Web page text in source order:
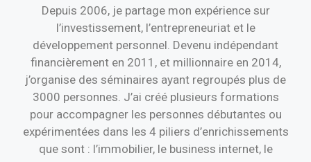
Depuis 2006, je partage mon expérience sur
l’investissement, l’entrepreneuriat et le
développement personnel. Devenu indépendant
financièrement en 2011, et millionnaire en 2014,
j’organise des séminaires ayant regroupés plus de
3000 personnes. J’ai créé plusieurs formations
pour accompagner les personnes débutantes ou
expérimentées dans les 4 piliers d’enrichissements
que sont : l’immobilier, le business internet, le